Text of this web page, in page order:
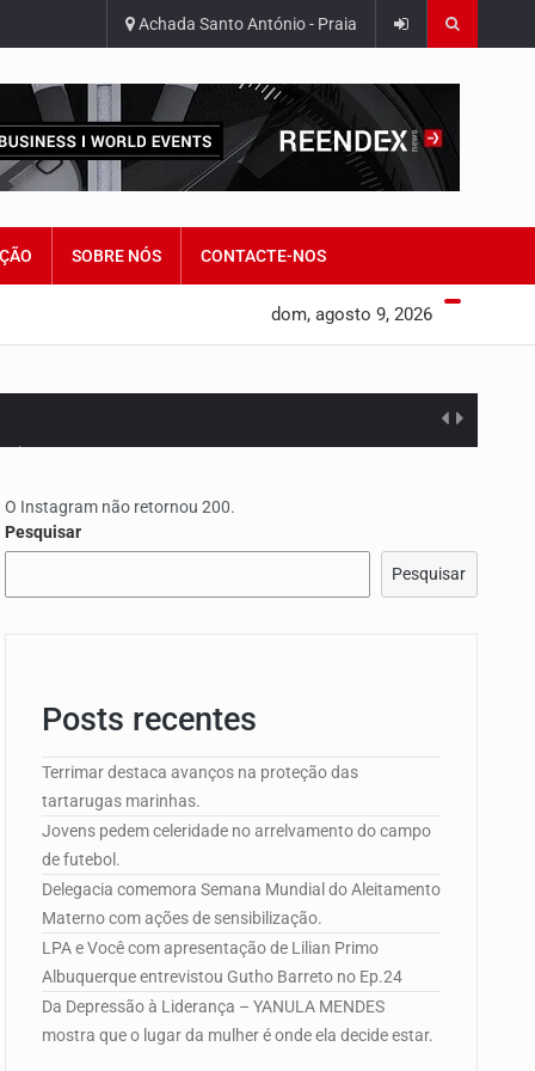
Achada Santo António - Praia
SOBRE NÓS CONTACTE-NOS
dom, agosto 9, 2026
de…
O Instagram não retornou 200.
Pesquisar
Pesquisar
Posts recentes
Terrimar destaca avanços na proteção das
tartarugas marinhas.
Jovens pedem celeridade no arrelvamento do campo
de futebol.
Delegacia comemora Semana Mundial do Aleitamento
Materno com ações de sensibilização.
LPA e Você com apresentação de Lilian Primo
Albuquerque entrevistou Gutho Barreto no Ep.24
Da Depressão à Liderança – YANULA MENDES
mostra que o lugar da mulher é onde ela decide estar.